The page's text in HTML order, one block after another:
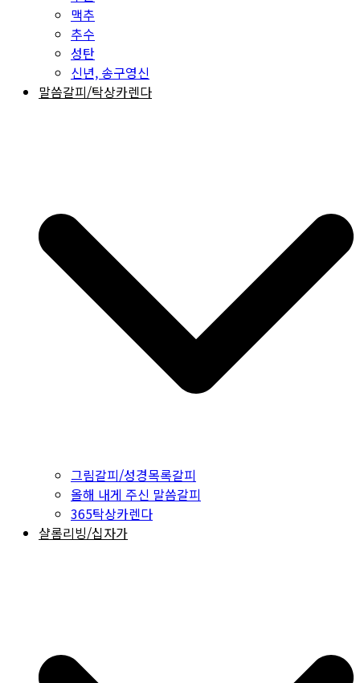
맥추
추수
성탄
신년, 송구영신
말씀갈피/탁상카렌다
그림갈피/성경목록갈피
올해 내게 주신 말씀갈피
365탁상카렌다
샬롬리빙/십자가